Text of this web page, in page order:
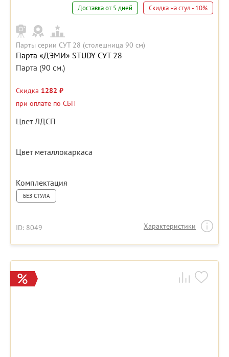
Доставка от 5 дней Скидка на стул - 10%
Парты серии СУТ 28 (столешница 90 см)
Парта «ДЭМИ» STUDY СУТ 28
Парта (90 см.)
Скидка 1282 ₽
при оплате по СБП
Цвет ЛДСП
Цвет металлокаркаса
Комплектация
БЕЗ СТУЛА
ID: 8049 Характеристики